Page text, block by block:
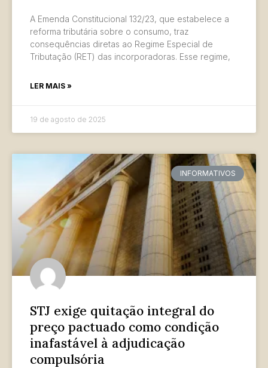
A Emenda Constitucional 132/23, que estabelece a
reforma tributária sobre o consumo, traz
consequências diretas ao Regime Especial de
Tributação (RET) das incorporadoras. Esse regime,
LER MAIS »
19 de agosto de 2025
INFORMATIVOS
STJ exige quitação integral do
preço pactuado como condição
inafastável à adjudicação
compulsória